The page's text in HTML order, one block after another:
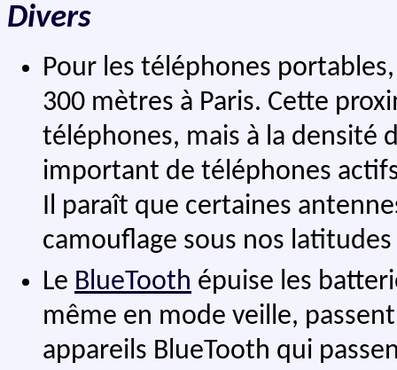
Divers
Pour les téléphones
300 mètres à Paris. Cette
téléphones, mais à la densité
important de téléphones
Il paraît que certaines
camouflage sous nos
Le BlueTooth épuise les
même en mode veille,
appareils BlueTooth qui